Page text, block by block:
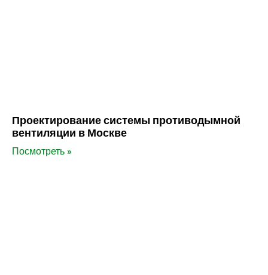
Проектирование системы противодымной
вентиляции в Москве
Посмотреть »